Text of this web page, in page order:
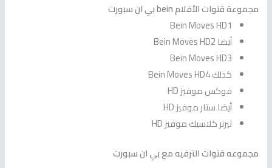
مجموعة قنوات الأفلام bein بي ان سبورت
Bein Moves HD1
أيضا Bein Moves HD2
Bein Moves HD3
كذلك Bein Moves HD4
فوكس موفيز HD
أيضا ستار موفيز HD
تيرنر كلاسيك موفيز HD
مجموعه قنوات الترفيه مع بي ان سبورت